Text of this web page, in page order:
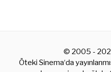
© 2005 - 2025
Öteki Sinema‘da